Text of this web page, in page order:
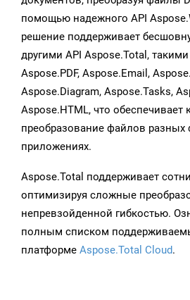
помощью надежного API
решение поддерживает
другими API Aspose.Total,
Aspose.PDF, Aspose.Email,
Aspose.Diagram, Aspose.Tasks,
Aspose.HTML, что обеспечивает
преобразование файлов
приложениях.
Aspose.Total поддерживает
оптимизируя сложные
непревзойденной гибкостью.
полным списком
платформе Aspose.Total Cloud.